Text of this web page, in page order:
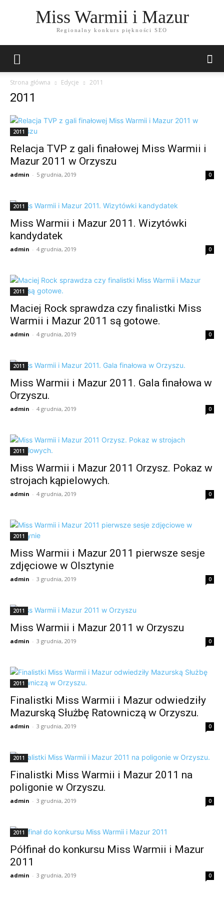
Miss Warmii i Mazur
Regionalny konkurs piękności SEO
Strona główna Edycje 2011
2011
2011
Relacja TVP z gali finałowej Miss Warmii i
Mazur 2011 w Orzyszu
admin - 5 grudnia, 2019 0
2011
Miss Warmii i Mazur 2011. Wizytówki
kandydatek
admin - 4 grudnia, 2019 0
2011
Maciej Rock sprawdza czy finalistki Miss
Warmii i Mazur 2011 są gotowe.
admin - 4 grudnia, 2019 0
2011
Miss Warmii i Mazur 2011. Gala finałowa w
Orzyszu.
admin - 4 grudnia, 2019 0
2011
Miss Warmii i Mazur 2011 Orzysz. Pokaz w
strojach kąpielowych.
admin - 4 grudnia, 2019 0
2011
Miss Warmii i Mazur 2011 pierwsze sesje
zdjęciowe w Olsztynie
admin - 3 grudnia, 2019 0
2011
Miss Warmii i Mazur 2011 w Orzyszu
admin - 3 grudnia, 2019 0
2011
Finalistki Miss Warmii i Mazur odwiedziły
Mazurską Służbę Ratowniczą w Orzyszu.
admin - 3 grudnia, 2019 0
2011
Finalistki Miss Warmii i Mazur 2011 na
poligonie w Orzyszu.
admin - 3 grudnia, 2019 0
2011
Półfinał do konkursu Miss Warmii i Mazur
2011
admin - 3 grudnia, 2019 0